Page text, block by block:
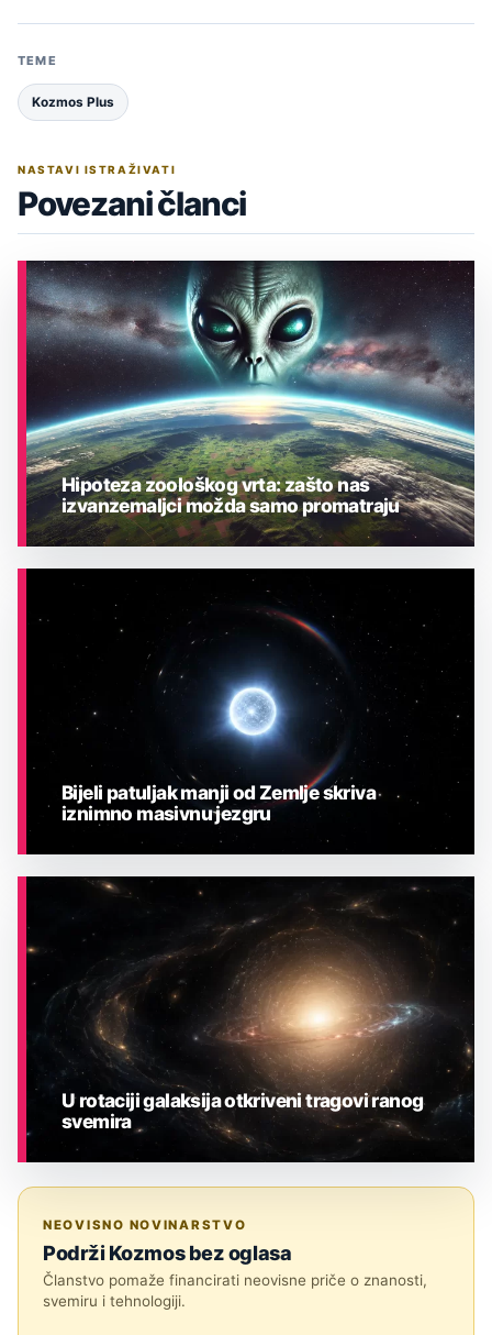
TEME
Kozmos Plus
NASTAVI ISTRAŽIVATI
Povezani članci
ASTRONOMIJA
Hipoteza zoološkog vrta: zašto nas
izvanzemaljci možda samo promatraju
Bijeli patuljak manji od Zemlje skriva
iznimno masivnu jezgru
U rotaciji galaksija otkriveni tragovi ranog
svemira
NEOVISNO NOVINARSTVO
Podrži Kozmos bez oglasa
Članstvo pomaže financirati neovisne priče o znanosti,
svemiru i tehnologiji.